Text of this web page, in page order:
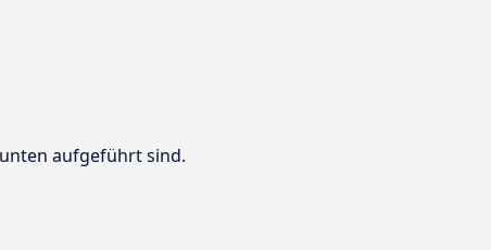
aufgeführt sind.